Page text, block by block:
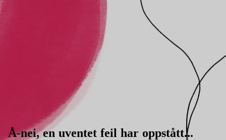
Å-nei, en uventet feil har oppstått...